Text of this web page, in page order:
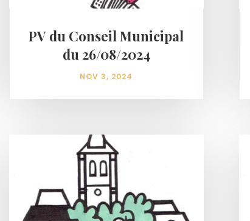
PV du Conseil Municipal
du 26/08/2024
NOV 3, 2024